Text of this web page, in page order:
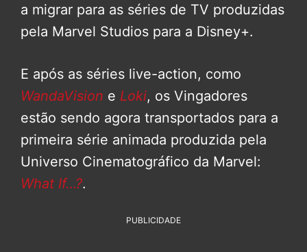
a migrar para as séries de TV produzidas
pela Marvel Studios para a Disney+.
E após as séries live-action, como
WandaVision e Loki, os Vingadores
estão sendo agora transportados para a
primeira série animada produzida pela
Universo Cinematográfico da Marvel:
What If…?.
PUBLICIDADE